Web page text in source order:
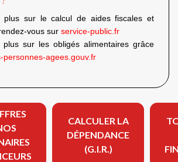
plus sur le calcul de aides fiscales et
rendez-vous sur service-public.fr
plus sur les obligés alimentaires grâce
personnes-agees.gouv.fr
CALCULER LA
DÉPENDANCE
(G.I.R.)